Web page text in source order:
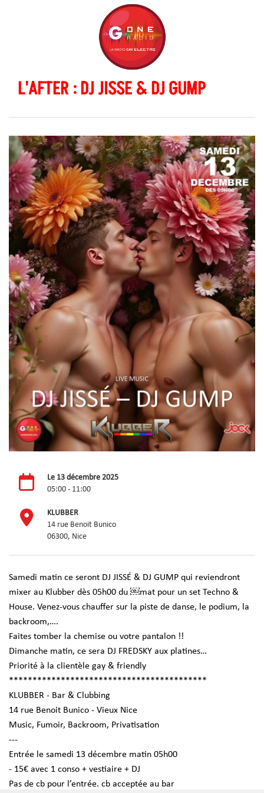
L'AFTER : DJ JISSE & DJ GUMP
Le 13 décembre 2025
05:00 - 11:00
KLUBBER
14 rue Benoit Bunico
06300, Nice
Samedi matin ce seront DJ JISSÉ & DJ GUMP qui reviendront
mixer au Klubber dès 05h00 du ￼mat pour un set Techno &
House. Venez-vous chauffer sur la piste de danse, le podium, la
backroom,….
Faites tomber la chemise ou votre pantalon !!
Dimanche matin, ce sera DJ FREDSKY aux platines…
Priorité à la clientèle gay & friendly
******************************************
KLUBBER - Bar & Clubbing
14 rue Benoit Bunico - Vieux Nice
Music, Fumoir, Backroom, Privatisation
---
Entrée le samedi 13 décembre matin 05h00
- 15€ avec 1 conso + vestiaire + DJ
Pas de cb pour l’entrée. cb acceptée au bar